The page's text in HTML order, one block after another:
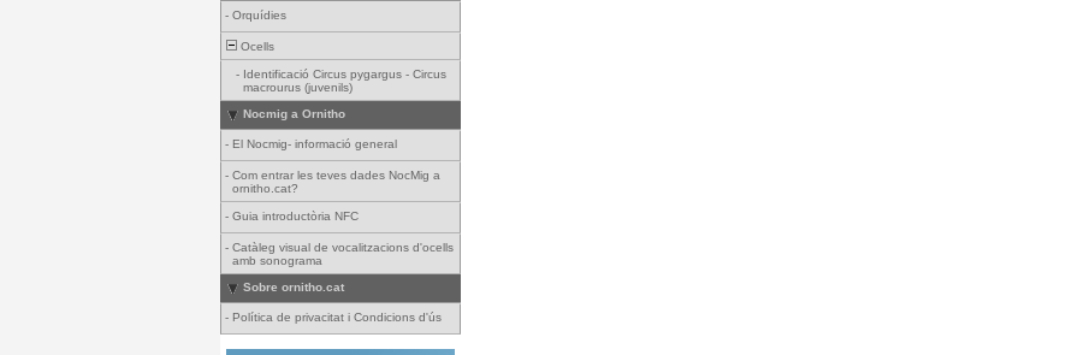
- Orquídies
Ocells
- Identificació Circus pygargus - Circus
macrourus (juvenils)
Nocmig a Ornitho
- El Nocmig- informació general
- Com entrar les teves dades NocMig a
ornitho.cat?
- Guia introductòria NFC
- Catàleg visual de vocalitzacions d'ocells
amb sonograma
Sobre ornitho.cat
- Política de privacitat i Condicions d'ús